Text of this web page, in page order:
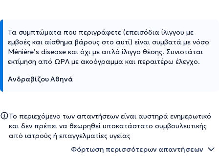
Τα συμπτώματα που περιγράφετε (επεισόδια ίλιγγου με
εμβοές και αίσθημα βάρους στο αυτί) είναι συμβατά με νόσο
Ménière’s disease και όχι με απλό ίλιγγο θέσης. Συνιστάται
εκτίμηση από ΩΡΛ με ακοόγραμμα και περαιτέρω έλεγχο.
Ανδραβίζου Αθηνά
Το περιεχόμενο των απαντήσεων είναι αυστηρά ενημερωτικό
και δεν πρέπει να θεωρηθεί υποκατάστατο συμβουλευτικής
από ιατρούς ή επαγγελματίες υγείας
Φόρτωση περισσότερων απαντήσεων